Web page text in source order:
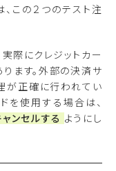
、この２つのテスト注
際にクレジットカー
ます。外部の決済サ
が正確に行われてい
を使用する場合は、
ンセルする ようにし